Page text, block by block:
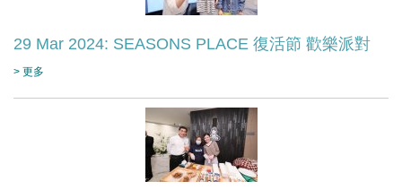
29 Mar 2024: SEASONS PLACE 復活節 歡樂派對
> 更多